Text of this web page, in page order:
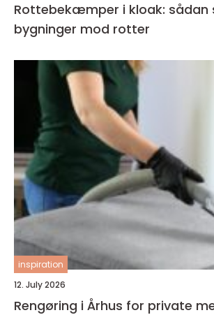
Rottebekæmper i kloak: sådan
bygninger mod rotter
inspiration
12. July 2026
Rengøring i Århus for private